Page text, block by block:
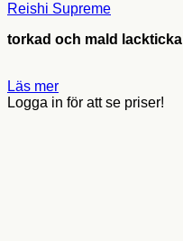
Reishi Supreme
torkad och mald lackticka
Läs mer
Logga in för att se priser!